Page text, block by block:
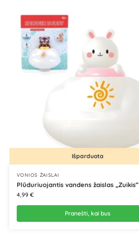
Išparduota
VONIOS ŽAISLAI
Plūduriuojantis vandens žaislas „Zuikis”
4,99 €
Pranešti, kai bus